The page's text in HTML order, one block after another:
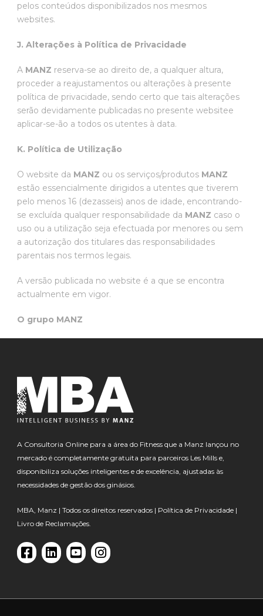
pelos conteúdos disponibilizados nos mesmos
websites.
J. Alterações à Política de Privacidade
A MANZ reserva-se ao direito de, a qualquer altura,
proceder a reajustamentos ou alterações à presente
política de privacidade, sendo certo que tais alterações
serão devidamente publicadas no presente websitee
aplicar-se-ão a todos os utentes à data.
K. Política de Utilização
O website da MANZ ou os serviços/produtos MANZ
estão essencialmente dirigidos a utentes que tiverem
pelo menos 16 (dezasseis) anos de idade, encontrando-
se excluída qualquer responsabilidade da MANZ caso o
uso ou a utilização seja efectuada por menores ou sem
a autorização dos titulares das responsabilidades
parentais nos termos legais.
A versão publicada no website é a que se encontra
actualmente em vigor.
O grupo MANZ
A Consultoria Online para a área do Fitness que a Manz lançou no
mercado é completamente gratuita para parceiros Les Mills e,
disponibiliza soluções inteligentes e de excelência, ajustadas às
necessidades de gestão dos ginásios.
MBA, Manz | Todos os direitos reservados | Política de Privacidade |
Livro de Reclamações.